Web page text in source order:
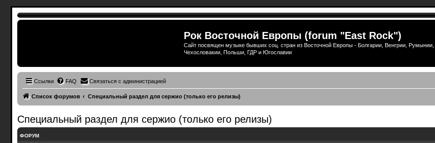
Рок Восточной Европы (forum "East Rock")
Сайт посвящен музыке бывших соц. стран из Восточной Европы - Болгарии, Венгрии, Румынии,
Чехословакии, Польши, ГДР и Югославии
Ссылки FAQ Связаться с администрацией
Список форумов Специальный раздел для сержио (только его релизы)
Специальный раздел для сержио (только его релизы)
ФОРУМ